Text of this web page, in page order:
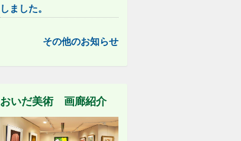
しました。
その他のお知らせ
おいだ美術 画廊紹介